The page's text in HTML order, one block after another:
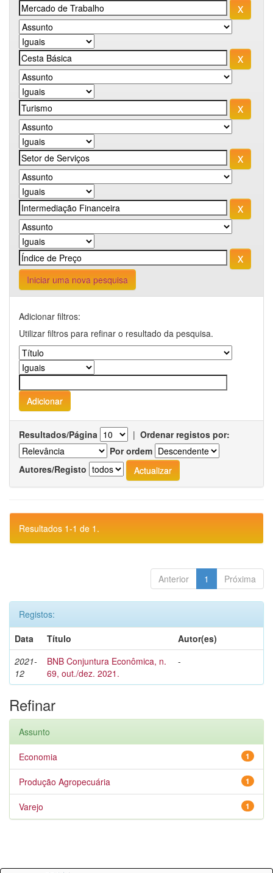
Iniciar uma nova pesquisa
Adicionar filtros:
Utilizar filtros para refinar o resultado da pesquisa.
Resultados/Página | Ordenar registos por:
Por ordem
Autores/Registo
Resultados 1-1 de 1.
Anterior 1 Próxima
Registos:
Data
Título
Autor(es)
2021-
12
BNB Conjuntura Econômica, n.
69, out./dez. 2021.
-
Refinar
Assunto
1
Economia
1
Produção Agropecuária
1
Varejo